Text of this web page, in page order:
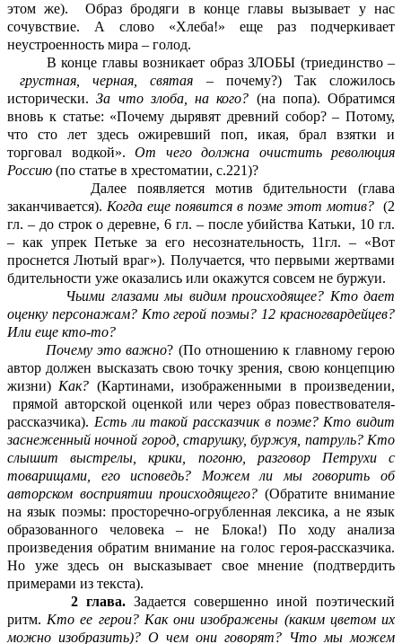
этом же). Образ бродяги в конце главы вызывает у нас
сочувствие. А слово «Хлеба!» еще раз подчеркивает
неустроенность мира – голод.
В конце главы возникает образ ЗЛОБЫ (триединство –
грустная, черная, святая – почему?) Так сложилось
исторически.За что злоба, на кого? (на попа). Обратимся
вновь к статье: «Почему дырявят древний собор? – Потому,
что сто лет здесь ожиревший поп, икая, брал взятки и
торговал водкой». От чего должна очистить революция
Россию (по статье в хрестоматии, с.221)?
Далее появляется мотив бдительности (глава
заканчивается). Когда еще появится в поэме этот мотив? (2
гл. – до строк о деревне, 6 гл. – после убийства Катьки, 10 гл.
– как упрек Петьке за его несознательность, 11гл. – «Вот
проснется Лютый враг»). Получается, что первыми жертвами
бдительности уже оказались или окажутся совсем не буржуи.
Чьими глазами мы видим происходящее? Кто дает
оценку персонажам? Кто герой поэмы? 12 красногвардейцев?
Или еще кто-то?
Почему это важно? (По отношению к главному герою
автор должен высказать свою точку зрения, свою концепцию
жизни) Как? (Картинами, изображенными в произведении,
прямой авторской оценкой или через образ повествователя-
рассказчика). Есть ли такой рассказчик в поэме? Кто видит
заснеженный ночной город, старушку, буржуя, патруль? Кто
слышит выстрелы, крики, погоню, разговор Петрухи с
товарищами, его исповедь? Можем ли мы говорить об
авторском восприятии происходящего? (Обратите внимание
на язык поэмы: просторечно-огрубленная лексика, а не язык
образованного человека – не Блока!) По ходу анализа
произведения обратим внимание на голос героя-рассказчика.
Но уже здесь он высказывает свое мнение (подтвердить
примерами из текста).
2 глава.Задается совершенно иной поэтический
ритм. Кто ее герои? Как они изображены (каким цветом их
можно изобразить)? О чем они говорят? Что мы можем